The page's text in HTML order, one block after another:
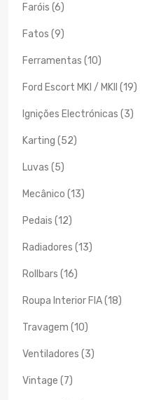
Faróis (6)
Fatos (9)
Ferramentas (10)
Ford Escort MKI / MKII (19)
Ignições Electrónicas (3)
Karting (52)
Luvas (5)
Mecânico (13)
Pedais (12)
Radiadores (13)
Rollbars (16)
Roupa Interior FIA (18)
Travagem (10)
Ventiladores (3)
Vintage (7)